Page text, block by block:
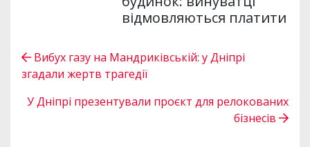
відмовляються платити
Вибух газу на Мандриківській: у Дніпрі
згадали жертв трагедії
У Дніпрі презентували проєкт для релокованих
бізнесів